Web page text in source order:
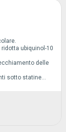
ubiquinol-10
delle
sotto statine…